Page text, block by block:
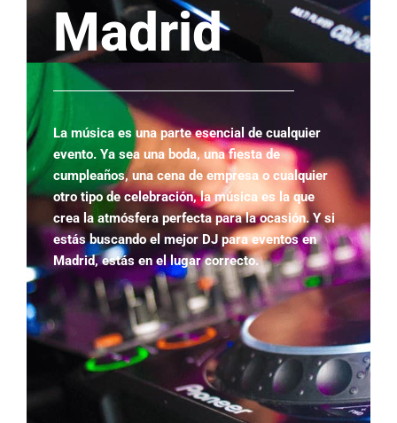
Madrid
La música es una parte esencial de cualquier
evento. Ya sea una boda, una fiesta de
cumpleaños, una cena de empresa o cualquier
otro tipo de celebración, la música es la que
crea la atmósfera perfecta para la ocasión. Y si
estás buscando el mejor DJ para eventos en
Madrid, estás en el lugar correcto.